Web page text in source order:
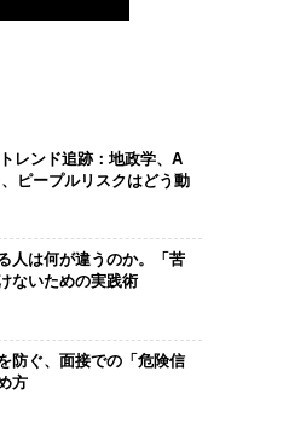
レンド追跡：地政学、A
ピープルリスクはどう動
人は何が違うのか。「苦
ないための実践術
防ぐ、面接での「危険信
方